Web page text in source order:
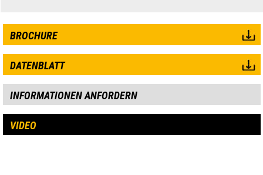
BROCHURE
DATENBLATT
INFORMATIONEN ANFORDERN
VIDEO